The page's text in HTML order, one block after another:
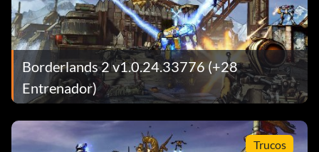
Borderlands 2 v1.0.24.33776 (+28
Entrenador)
Trucos